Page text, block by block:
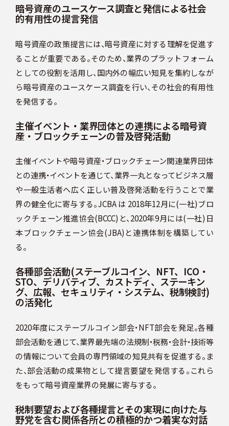
暗号資産のユースケース調査と発信による社会
的有用性の提言発信
暗号資産の政策提言には、暗号資産に対する理解を促進す
ることが重要である。そのため、業界のプラットフォーム
としての役割を活用し、国内外の幅広い知見を集約しなが
ら暗号資産のユースケース調査を行い、その社会的有用性
を発信する。
主催イベント・業界団体との連携による暗号資
産・ブロックチェーンの普及啓発活動
主催イベントや暗号資産・ブロックチェーン関連業界団体
との連携・イベントを通じて、業界一丸となってビジネス層
や一般生活者へ広く正しい普及啓発活動を行うことで業
界の健全化に寄与する。JCBA は 2018年12月に(一社)ブロ
ックチェーン推進協会(BCCC)と、2020年9月には(一社)日
本ブロックチェーン協会(JBA)と連携体制を構築してい
る。
各種部会活動(ステーブルコイン、NFT、ICO・
STO、デリバティブ、カストディ、ステーキン
グ、広報、セキュリティ・システム、税制検討)
の活発化
2020年度にステーブルコイン部会・NFT部会を発足。各種
部会活動を通じて、業界最先端の法規制・税務・会計・技術等
の情報について会員の専門領域の知見共有を促進する。ま
た、部会活動の成果物として提言要望を発信する。これら
をもって暗号資産業界の発展に寄与する。
税制要望および各種提言とその実現に向けた与
野党を含む関係各所との積極的かつ着実な対話